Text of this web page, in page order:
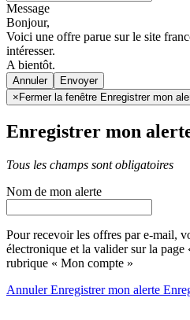
Message
Bonjour,
Voici une offre parue sur le site
intéresser.
A bientôt.
Annuler
× Fermer la fenêtre Enregistrer mon
Enregistrer mon
Tous les champs sont obligatoires
Nom de mon alerte
Pour recevoir les offres par e-mail,
électronique et la valider sur la page
rubrique « Mon compte »
AnnulerEnregistrer mon alerte